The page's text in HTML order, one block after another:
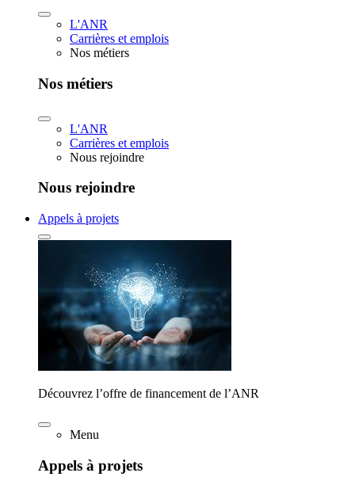
L'ANR
Carrières et emplois
Nos métiers
Nos métiers
L'ANR
Carrières et emplois
Nous rejoindre
Nous rejoindre
Appels à projets
Découvrez l’offre de financement de l’ANR
Menu
Appels à projets